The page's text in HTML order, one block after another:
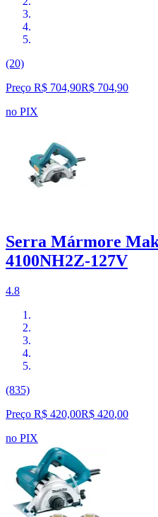
(20)
Preço R$ 704,90R$ 704,90
no PIX
Serra Mármore
4100NH2Z-127V
4.8
(835)
Preço R$ 420,00R$ 420,00
no PIX